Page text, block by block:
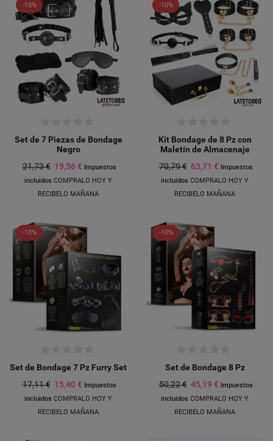
-10%
Set de 7 Piezas de Bondage
Negro
21,73 € 19,56 € Impuestos
incluidos COMPRALO HOY Y
RECIBELO MAÑANA
-10%
Kit Bondage de 8 Pz con
Maletín de Almacenaje
70,79 € 63,71 € Impuestos
incluidos COMPRALO HOY Y
RECIBELO MAÑANA
-10%
Set de Bondage 7 Pz Furry Set
17,11 € 15,40 € Impuestos
incluidos COMPRALO HOY Y
RECIBELO MAÑANA
-10%
Set de Bondage 8 Pz
50,22 € 45,19 € Impuestos
incluidos COMPRALO HOY Y
RECIBELO MAÑANA